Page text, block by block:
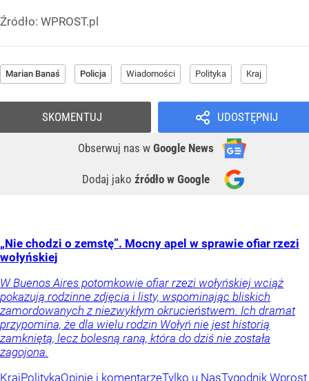
Źródło: WPROST.pl
Marian Banaś Policja Wiadomości Polityka Kraj
UDOSTĘPNIJ
Obserwuj nas w Google News
Dodaj jako źródło w Google
SKOMENTUJ
„Nie chodzi o zemstę”. Mocny apel w sprawie ofiar rzezi
wołyńskiej
W Buenos Aires potomkowie ofiar rzezi wołyńskiej wciąż
pokazują rodzinne zdjęcia i listy, wspominając bliskich
zamordowanych z niezwykłym okrucieństwem. Ich dramat
przypomina, że dla wielu rodzin Wołyń nie jest historią
zamkniętą, lecz bolesną raną, która do dziś nie została
zagojona.
KrajPolitykaOpinie i komentarzeTylko u NasTygodnik Wprost